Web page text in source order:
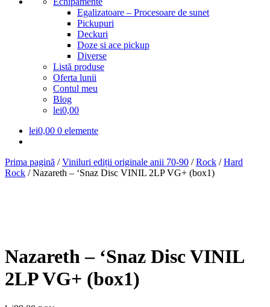
Egalizatoare – Procesoare de sunet
Pickupuri
Deckuri
Doze si ace pickup
Diverse
Listă produse
Oferta lunii
Contul meu
Blog
lei0,00
lei0,00 0 elemente
Prima pagină /Viniluri ediții originale anii 70-90 /Rock /Hard
Rock /Nazareth – ‘Snaz Disc VINIL 2LP VG+ (box1)
Nazareth – ‘Snaz Disc VINIL
2LP VG+ (box1)